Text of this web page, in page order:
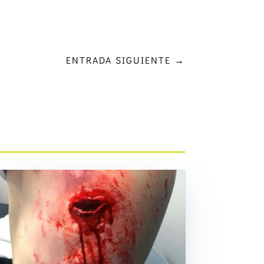
ENTRADA SIGUIENTE →